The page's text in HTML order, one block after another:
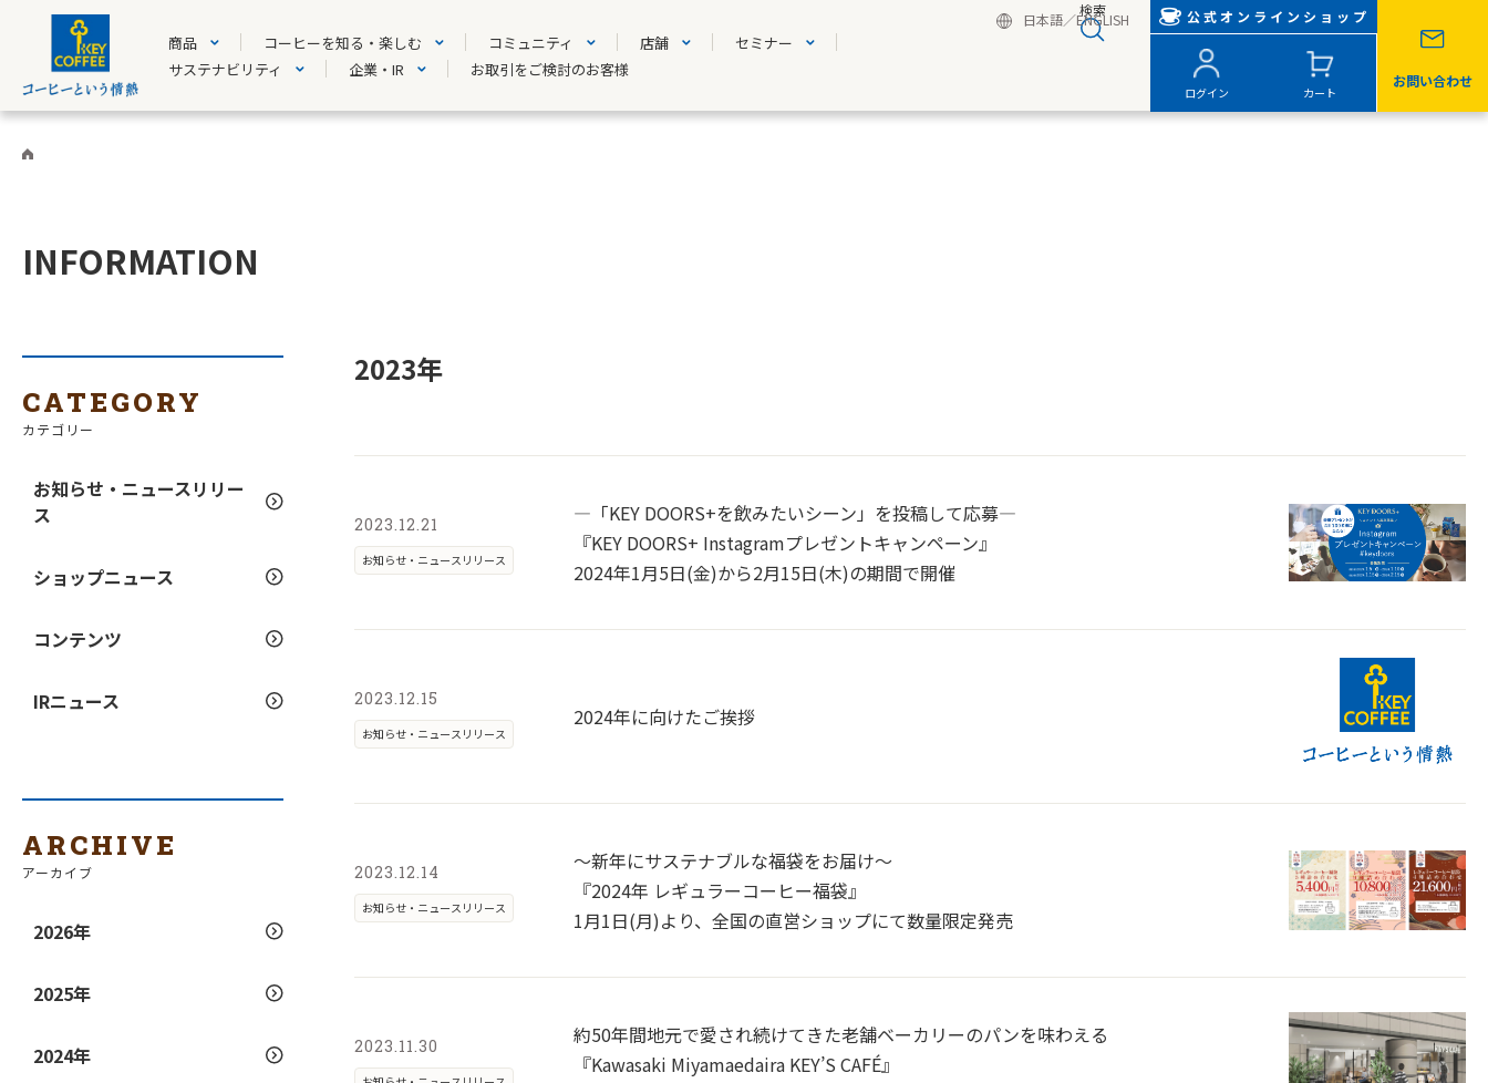
商品 コーヒーを知る・楽しむ コミュニティ 店舗
セミナー
サステナビリティ
企業・IR お取引をご検討のお客様
日本語／ENGLISH
検索 公式オンラインショップ
ログイン カート
お問い合わせ
INFORMATION
CATEGORY
カテゴリー
お知らせ・ニュースリリー
ス
ショップニュース
コンテンツ
IRニュース
ARCHIVE
アーカイブ
2026年
2025年
2024年
2023年
2023.12.21
お知らせ・ニュースリリース
―「KEY DOORS+を飲みたいシーン」を投稿して応募―
『KEY DOORS+ Instagramプレゼントキャンペーン』
2024年1月5日(金)から2月15日(木)の期間で開催
2023.12.15
お知らせ・ニュースリリース
2024年に向けたご挨拶
2023.12.14
お知らせ・ニュースリリース
～新年にサステナブルな福袋をお届け～
『2024年 レギュラーコーヒー福袋』
1月1日(月)より、全国の直営ショップにて数量限定発売
2023.11.30
約50年間地元で愛され続けてきた老舗ベーカリーのパンを味わえる
『Kawasaki Miyamaedaira KEY’S CAFÉ』